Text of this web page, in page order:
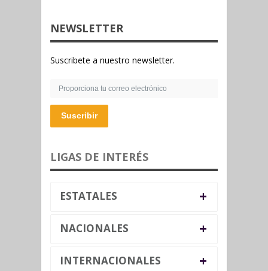
NEWSLETTER
Suscribete a nuestro newsletter.
Suscribir
LIGAS DE INTERÉS
ESTATALES +
NACIONALES +
INTERNACIONALES +